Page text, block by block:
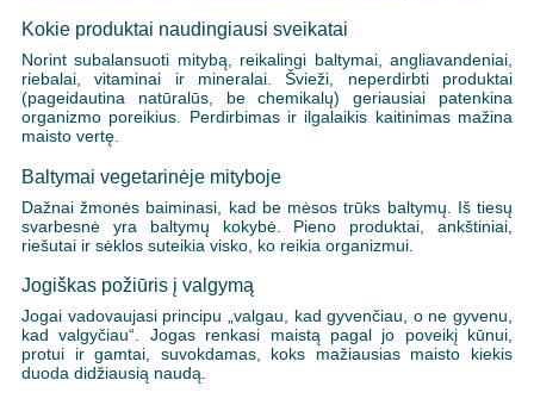
Kokie produktai naudingiausi sveikatai
Norint subalansuoti mitybą, reikalingi baltymai, angliavandeniai,
riebalai, vitaminai ir mineralai. Švieži, neperdirbti produktai
(pageidautina natūralūs, be chemikalų) geriausiai patenkina
organizmo poreikius. Perdirbimas ir ilgalaikis kaitinimas mažina
maisto vertę.
Baltymai vegetarinėje mityboje
Dažnai žmonės baiminasi, kad be mėsos trūks baltymų. Iš tiesų
svarbesnė yra baltymų kokybė. Pieno produktai, ankštiniai,
riešutai ir sėklos suteikia visko, ko reikia organizmui.
Jogiškas požiūris į valgymą
Jogai vadovaujasi principu „valgau, kad gyvenčiau, o ne gyvenu,
kad valgyčiau“. Jogas renkasi maistą pagal jo poveikį kūnui,
protui ir gamtai, suvokdamas, koks mažiausias maisto kiekis
duoda didžiausią naudą.